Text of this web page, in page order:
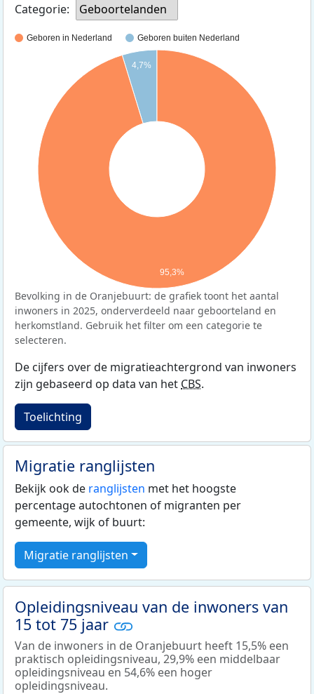
Categorie:
Geboortelanden
Geboren in Nederland Geboren buiten Nederland
4,7%
95,3%
Bevolking in de Oranjebuurt: de grafiek toont het aantal
inwoners in 2025, onderverdeeld naar geboorteland en
herkomstland. Gebruik het filter om een categorie te
selecteren.
De cijfers over de migratieachtergrond van inwoners
zijn gebaseerd op data van het CBS.
Toelichting
Migratie ranglijsten
Bekijk ook de ranglijsten met het hoogste
percentage autochtonen of migranten per
gemeente, wijk of buurt:
Migratie ranglijsten
Opleidingsniveau van de inwoners van
15 tot 75 jaar
Van de inwoners in de Oranjebuurt heeft 15,5% een
praktisch opleidingsniveau, 29,9% een middelbaar
opleidingsniveau en 54,6% een hoger
opleidingsniveau.